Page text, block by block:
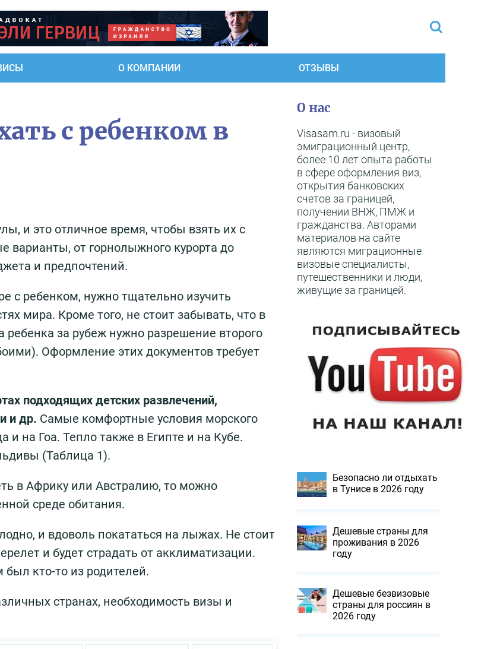
О КОМПАНИИ ОТЗЫВЫ
с ребенком в
и это отличное время, чтобы взять их с
варианты, от горнолыжного курорта до
и предпочтений.
с ребенком, нужно тщательно изучить
мира. Кроме того, не стоит забывать, что в
за рубеж нужно разрешение второго
Оформление этих документов требует
подходящих детских развлечений,
и др. Самые комфортные условия морского
и на Гоа. Тепло также в Египте и на Кубе.
(Таблица 1).
в Африку или Австралию, то можно
среде обитания.
и вдоволь покататься на лыжах. Не стоит
и будет страдать от акклиматизации.
кто-то из родителей.
странах, необходимость визы и
О нас
Visasam.ru - визовый
эмиграционный центр,
более 10 лет опыта работы
в сфере оформления виз,
открытия банковских
счетов за границей,
получении ВНЖ, ПМЖ и
гражданства. Авторами
материалов на сайте
являются миграционные
визовые специалисты,
путешественники и люди,
живущие за границей.
Безопасно ли отдыхать
в Тунисе в 2026 году
Дешевые страны для
проживания в 2026
году
Дешевые безвизовые
страны для россиян в
2026 году